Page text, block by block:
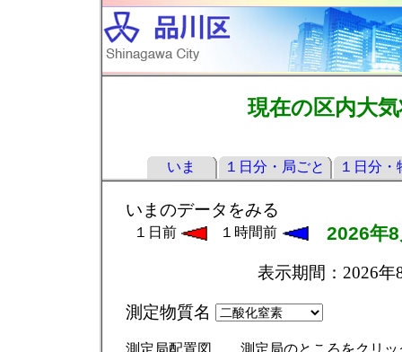
現在の区内大
いま １日分・局ごと １日分・
いまのデータをみる
１日前 １時間前
表示期間：2026年
測定物質名
測定局配置図 測定局のところをクリッ